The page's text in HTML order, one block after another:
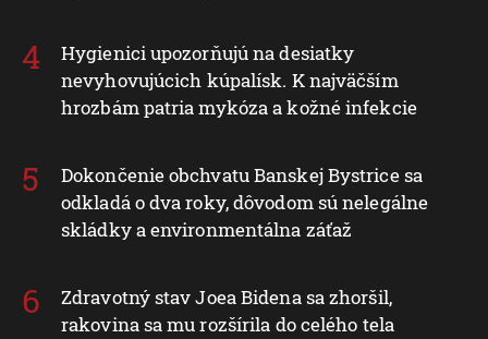
Hygienici upozorňujú na desiatky
nevyhovujúcich kúpalísk. K najväčším
hrozbám patria mykóza a kožné infekcie
Dokončenie obchvatu Banskej Bystrice sa
odkladá o dva roky, dôvodom sú nelegálne
skládky a environmentálna záťaž
Zdravotný stav Joea Bidena sa zhoršil,
rakovina sa mu rozšírila do celého tela